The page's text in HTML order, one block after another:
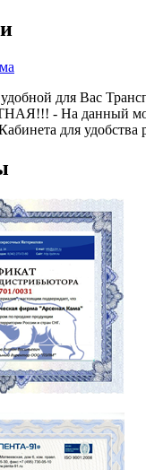
для Вас
- На данный
для удобства